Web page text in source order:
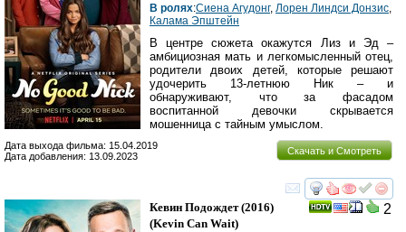
В ролях:Сиена Агудонг, Лорен Линдси Донзис
Калама Эпштейн
В центре сюжета окажутся Лиз и Эд –
амбициозная мать и легкомысленный отец,
родители двоих детей, которые решают
удочерить 13-летнюю Ник – и
обнаруживают, что за фасадом
воспитанной девочки скрывается
мошенница с тайным умыслом.
Скачать и Смотреть
Дата выхода фильма: 15.04.2019
Дата добавления: 13.09.2023
смотреть
2
Кевин Подождет(2016)
(Kevin Can Wait)